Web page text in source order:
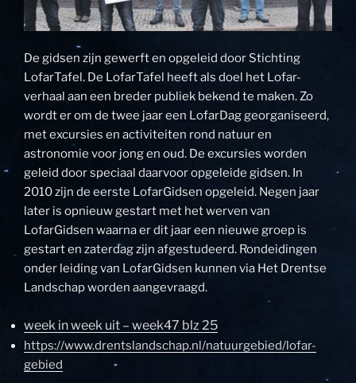
De gidsen zijn gewerft en opgeleid door Stichting
LofarTafel. De LofarTafel heeft als doel het Lofar-
verhaal aan een breder publiek bekend te maken. Zo
wordt er om de twee jaar een LofarDag georganiseerd,
met excursies en activiteiten rond natuur en
astronomie voor jong en oud. De excursies worden
geleid door speciaal daarvoor opgeleide gidsen. In
2010 zijn de eerste LofarGidsen opgeleid. Negen jaar
later is opnieuw gestart met het werven van
LofarGidsen waarna er dit jaar een nieuwe groep is
gestart en zaterdag zijn afgestudeerd. Rondeidingen
onder leiding van LofarGidsen kunnen via Het Drentse
Landschap worden aangevraagd.
week in week uit – week47 blz 25
https://www.drentslandschap.nl/natuurgebied/lofar-
gebied